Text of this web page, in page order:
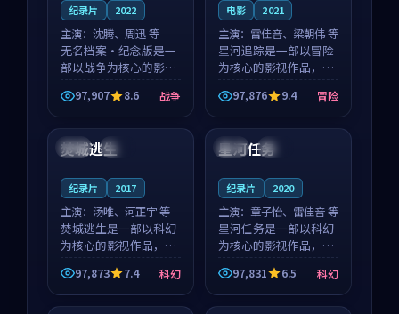
纪录片 2022
主演： 沈腾、周迅 等
无名档案·纪念版是一
部以战争为核心的影视
作品，围绕危机、反转
与人物成长展开，整体
节奏紧凑，值得推荐观
看。
97,907 8.6 战争
电影 2021
主演： 雷佳音、梁朝伟 等
星河追踪是一部以冒险
为核心的影视作品，围
绕危机、反转与人物成
长展开，整体节奏紧
凑，值得推荐观看。
97,876 9.4 冒险
美国 独播
焚城逃生
纪录片 2017
主演： 汤唯、河正宇 等
焚城逃生是一部以科幻
为核心的影视作品，围
绕危机、反转与人物成
长展开，整体节奏紧
凑，值得推荐观看。
97,873 7.4 科幻
中国 院线
星河任务
纪录片 2020
主演： 章子怡、雷佳音 等
星河任务是一部以科幻
为核心的影视作品，围
绕危机、反转与人物成
长展开，整体节奏紧
凑，值得推荐观看。
97,831 6.5 科幻